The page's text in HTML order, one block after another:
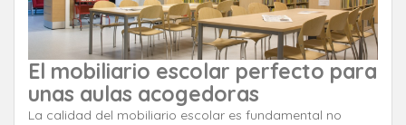
El mobiliario escolar perfecto para
unas aulas acogedoras
La calidad del mobiliario escolar es fundamental no